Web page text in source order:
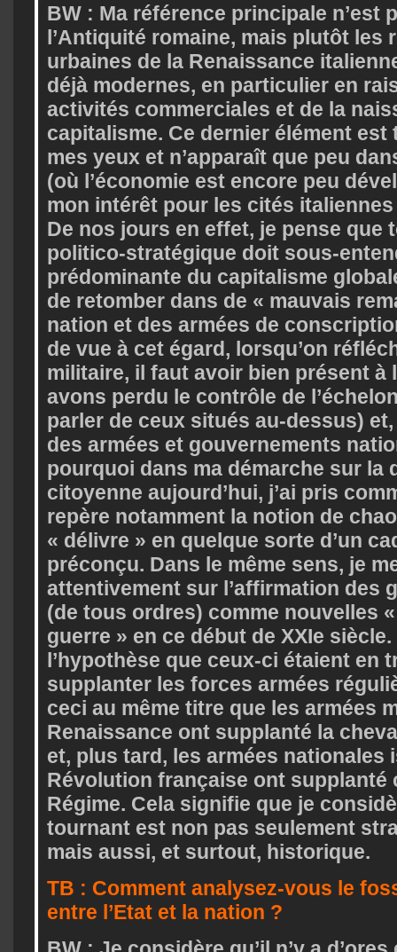
BW : Ma référence principale n’est
l’Antiquité romaine, mais plutôt les
urbaines de la Renaissance
déjà modernes, en particulier en
activités commerciales et de la
capitalisme. Ce dernier élément est
mes yeux et n’apparaît que peu
(où l’économie est encore peu
mon intérêt pour les cités
De nos jours en effet, je pense que
politico-stratégique doit sous-
prédominante du capitalisme
de retomber dans de « mauvais
nation et des armées de
de vue à cet égard, lorsqu’on
militaire, il faut avoir bien présent à
avons perdu le contrôle de
parler de ceux situés au-dessus)
des armées et gouvernements
pourquoi dans ma démarche sur la
citoyenne aujourd’hui, j’ai pris
repère notamment la notion de
« délivre » en quelque sorte d’un
préconçu. Dans le même sens, je
attentivement sur l’affirmation des
(de tous ordres) comme nouvelles
guerre » en ce début de XXIe siècle.
l’hypothèse que ceux-ci étaient en
supplanter les forces armées
ceci au même titre que les armées
Renaissance ont supplanté la
et, plus tard, les armées nationales
Révolution française ont supplanté
Régime. Cela signifie que je
tournant est non pas seulement
mais aussi, et surtout, historique.
TB : Comment analysez-vous le
entre l’Etat et la nation ?